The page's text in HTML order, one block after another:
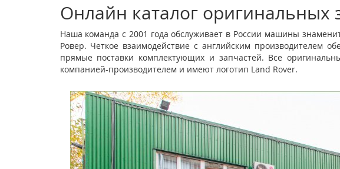
АВТОСЕРВИС С 15 ЛЕТНИМ ОПЫТОМ
РАБОТЫ
Онлайн каталог оригинальных
Наша команда с 2001 года обслуживает в России машины
Ровер. Четкое взаимодействие с английским производителем
прямые поставки комплектующих и запчастей. Все
компанией-производителем и имеют логотип Land Rover.